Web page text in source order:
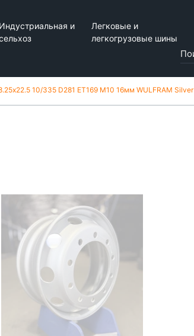
Индустриальная и
Легковые и
легкогрузовые шины
10/335 D281 ET169 M10 16мм WULFRAM Silver